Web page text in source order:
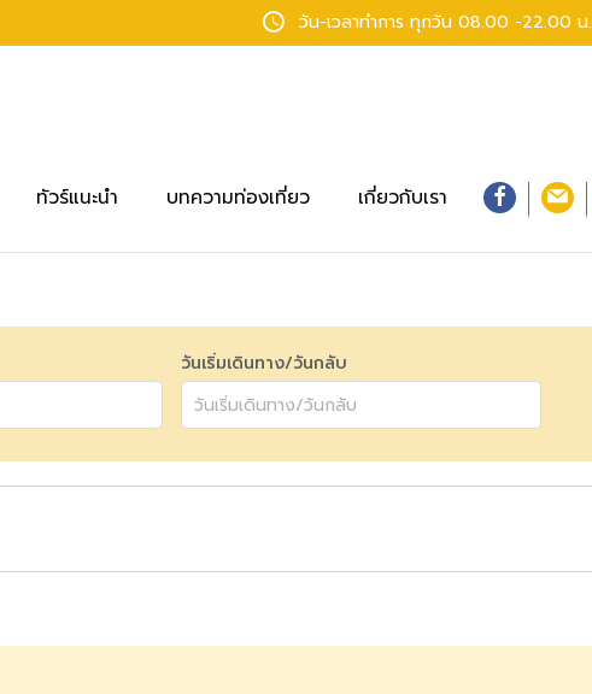
วัน-เวลาทำการ ทุกวัน 08.00 -22.00 น.
ทัวร์แนะนำ บทความท่องเที่ยว เกี่ยวกับเรา
วันเริ่มเดินทาง/วันกลับ